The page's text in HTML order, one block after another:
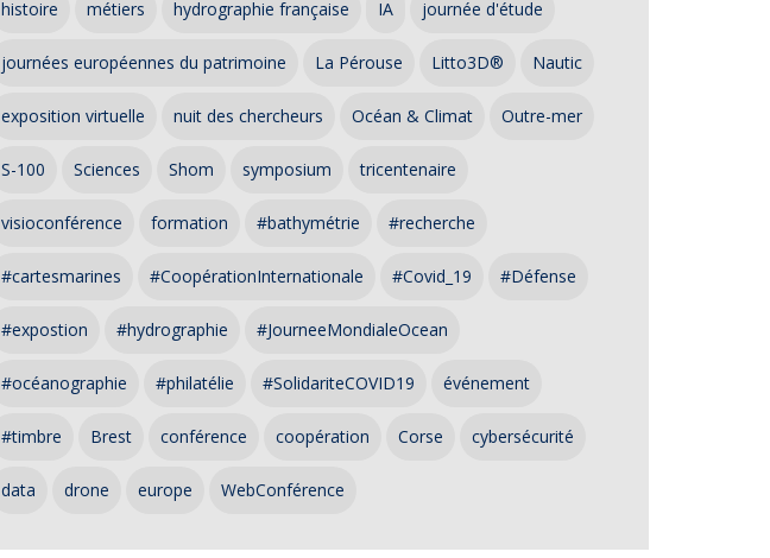
histoire métiers hydrographie française IA journée d'étude
journées européennes du patrimoine La Pérouse Litto3D® Nautic
exposition virtuelle nuit des chercheurs Océan & Climat Outre-mer
S-100 Sciences Shom symposium tricentenaire
visioconférence formation #bathymétrie #recherche
#cartesmarines #CoopérationInternationale #Covid_19 #Défense
#expostion #hydrographie #JourneeMondialeOcean
#océanographie #philatélie #SolidariteCOVID19 événement
#timbre Brest conférence coopération Corse cybersécurité
data drone europe WebConférence